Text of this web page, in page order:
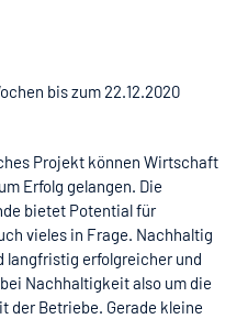
bis zum 22.12.2020
Projekt können Wirtschaft
Erfolg gelangen. Die
bietet Potential für
vieles in Frage. Nachhaltig
langfristig erfolgreicher und
Nachhaltigkeit also um die
Betriebe. Gerade kleine